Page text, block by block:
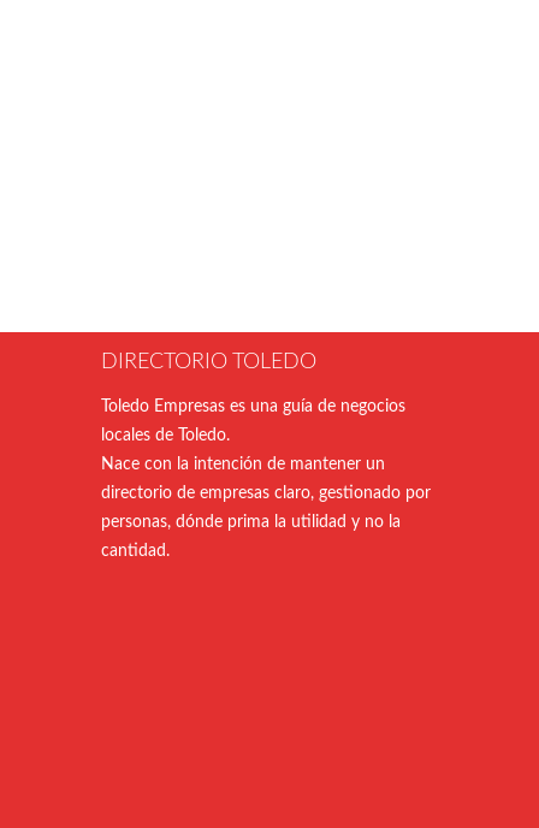
DIRECTORIO TOLEDO
Toledo Empresas es una guía de negocios
locales de Toledo.
Nace con la intención de mantener un
directorio de empresas claro, gestionado por
personas, dónde prima la utilidad y no la
cantidad.